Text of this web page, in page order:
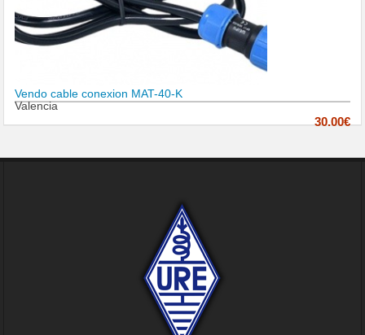
Vendo cable conexion MAT-40-K
Valencia
30.00€